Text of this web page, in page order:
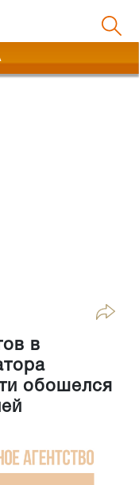
в
обошелся